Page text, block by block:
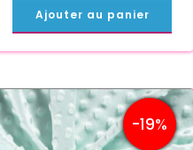
Ajouter au panier
-19%